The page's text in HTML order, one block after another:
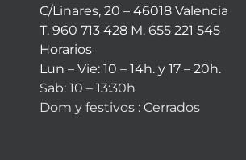
C/Linares, 20 – 46018 Valencia
T. 960 713 428 M. 655 221 545
Horarios
Lun – Vie: 10 – 14h. y 17 – 20h.
Sab: 10 – 13:30h
Dom y festivos : Cerrados